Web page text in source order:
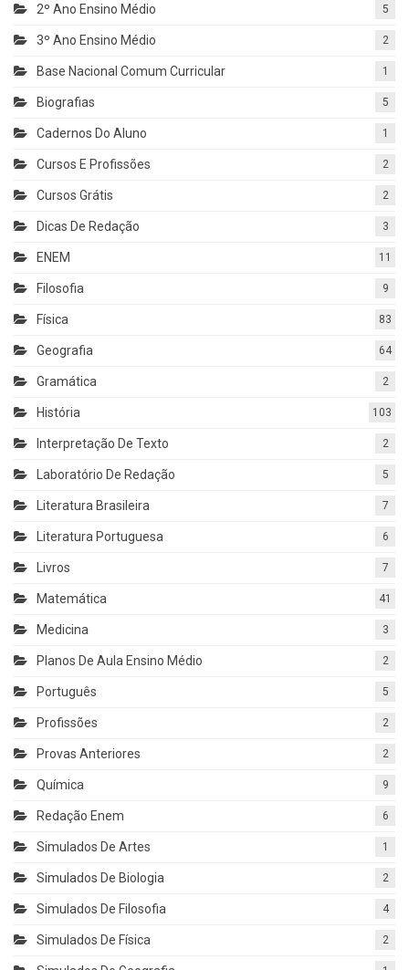
2º Ano Ensino Médio 5
3º Ano Ensino Médio 2
Base Nacional Comum Curricular 1
Biografias 5
Cadernos Do Aluno 1
Cursos E Profissões 2
Cursos Grátis 2
Dicas De Redação 3
ENEM 11
Filosofia 9
Física 83
Geografia 64
Gramática 2
História 103
Interpretação De Texto 2
Laboratório De Redação 5
Literatura Brasileira 7
Literatura Portuguesa 6
Livros 7
Matemática 41
Medicina 3
Planos De Aula Ensino Médio 2
Português 5
Profissões 2
Provas Anteriores 2
Química 9
Redação Enem 6
Simulados De Artes 1
Simulados De Biologia 2
Simulados De Filosofia 4
Simulados De Física 2